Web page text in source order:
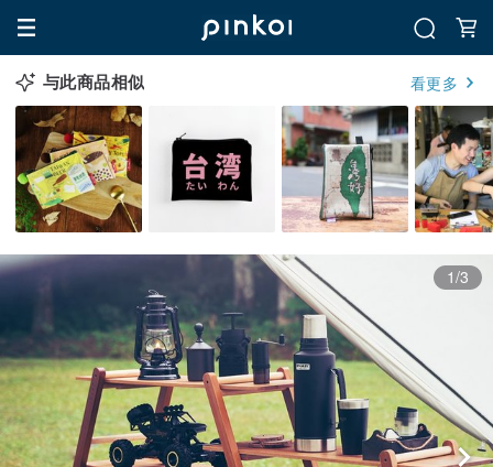
与此商品相似 看更多
1/3